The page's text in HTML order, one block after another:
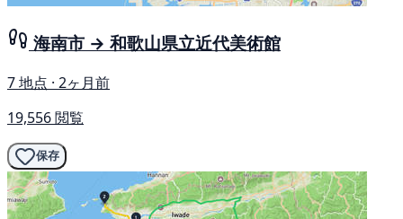
海南市 → 和歌山県立近代美術館
7 地点 · 2ヶ月前
19,556 閲覧
保存